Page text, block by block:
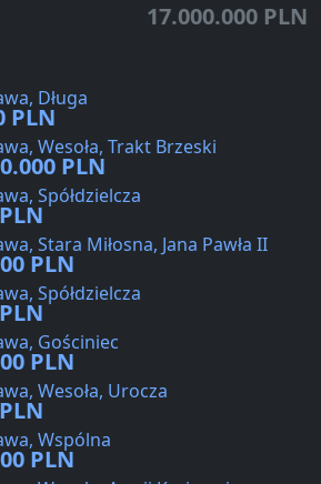
17.000.000 PLN
Długa
PLN
Wesoła, Trakt Brzeski
PLN
Spółdzielcza
Stara Miłosna, Jana Pawła II
PLN
Spółdzielcza
Gościniec
PLN
Wesoła, Urocza
Wspólna
PLN